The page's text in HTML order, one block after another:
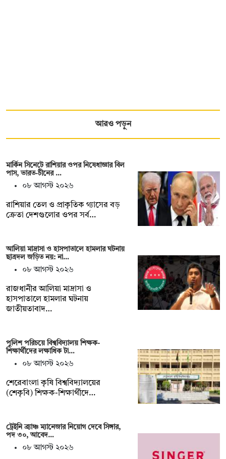
আরও পড়ুন
মার্কিন সিনেটে রাশিয়ার ওপর নিষেধাজ্ঞার বিল
পাস, ভারত-চীনের …
০৮ আগস্ট ২০২৬
রাশিয়ার তেল ও প্রাকৃতিক গ্যাসের বড়
ক্রেতা দেশগুলোর ওপর সর্ব…
আলিয়া মাদ্রাসা ও হাসপাতালে হামলার ঘটনায়
ছাত্রদল জড়িত নয়: না…
০৮ আগস্ট ২০২৬
রাজধানীর আলিয়া মাদ্রাসা ও
হাসপাতালে হামলার ঘটনায়
জাতীয়তাবাদ…
পুলিশ পরিচয়ে বিশ্ববিদ্যালয় শিক্ষক-
শিক্ষার্থীদের লক্ষাধিক টা…
০৮ আগস্ট ২০২৬
শেরেবাংলা কৃষি বিশ্ববিদ্যালয়ের
(শেকৃবি) শিক্ষক-শিক্ষার্থীদে…
ট্রেইনি ব্র্যাঞ্চ ম্যানেজার নিয়োগ দেবে সিঙ্গার,
পদ ৩০, আবেদ…
০৮ আগস্ট ২০২৬